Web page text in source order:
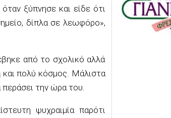
ξύπνησε και είδε ότι
δίπλα σε λεωφόρο»,
από το σχολικό αλλά
και πολύ κόσμος. Μάλιστα
την ώρα του.
ψυχραιμία παρότι